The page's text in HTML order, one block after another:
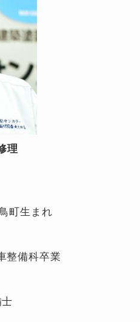
理
町生まれ
整備科卒業